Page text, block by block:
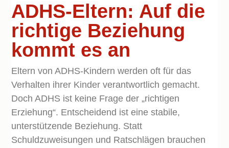
ADHS-Eltern: Auf die
richtige Beziehung
kommt es an
Eltern von ADHS-Kindern werden oft für das
Verhalten ihrer Kinder verantwortlich gemacht.
Doch ADHS ist keine Frage der „richtigen
Erziehung“. Entscheidend ist eine stabile,
unterstützende Beziehung. Statt
Schuldzuweisungen und Ratschlägen brauchen